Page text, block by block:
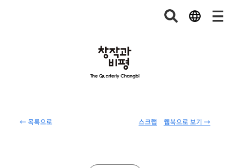
← 목록으로 웹북으로 보기 →
스크랩